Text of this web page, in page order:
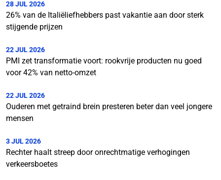
28 JUL 2026
26% van de Italiëliefhebbers past vakantie aan door sterk
stijgende prijzen
22 JUL 2026
PMI zet transformatie voort: rookvrije producten nu goed
voor 42% van netto-omzet
22 JUL 2026
Ouderen met getraind brein presteren beter dan veel jongere
mensen
3 JUL 2026
Rechter haalt streep door onrechtmatige verhogingen
verkeersboetes